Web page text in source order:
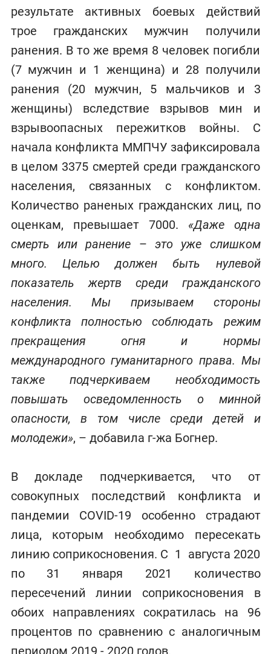
результате активных боевых действий
трое гражданских мужчин получили
ранения. В то же время 8 человек погибли
(7 мужчин и 1 женщина) и 28 получили
ранения (20 мужчин, 5 мальчиков и 3
женщины) вследствие взрывов мин и
взрывоопасных пережитков войны. С
начала конфликта ММПЧУ зафиксировала
в целом 3375 смертей среди гражданского
населения, связанных с конфликтом.
Количество раненых гражданских лиц, по
оценкам, превышает 7000. «Даже одна
смерть или ранение – это уже слишком
много. Целью должен быть нулевой
показатель жертв среди гражданского
населения. Мы призываем стороны
конфликта полностью соблюдать режим
прекращения огня и нормы
международного гуманитарного права. Мы
также подчеркиваем необходимость
повышать осведомленность о минной
опасности, в том числе среди детей и
молодежи», – добавила г-жа Богнер.
В докладе подчеркивается, что от
совокупных последствий конфликта и
пандемии COVID-19 особенно страдают
лица, которым необходимо пересекать
линию соприкосновения. С 1 августа 2020
по 31 января 2021 количество
пересечений линии соприкосновения в
обоих направлениях сократилась на 96
процентов по сравнению с аналогичным
периодом 2019 - 2020 годов.